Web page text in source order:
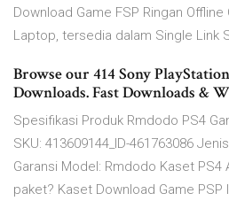
Download Game FSP Ringan
Laptop, tersedia dalam Single Link
Browse our 414 Sony
Downloads. Fast Downloads &
Spesifikasi Produk Rmdodo PS4
SKU: 413609144_ID-461763086
Garansi Model: Rmdodo Kaset PS4
paket? Kaset Download Game PSP